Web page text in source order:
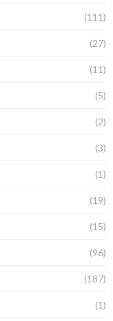
(111)
(27)
(11)
(5)
(2)
(3)
(1)
(19)
(15)
(96)
(187)
(1)